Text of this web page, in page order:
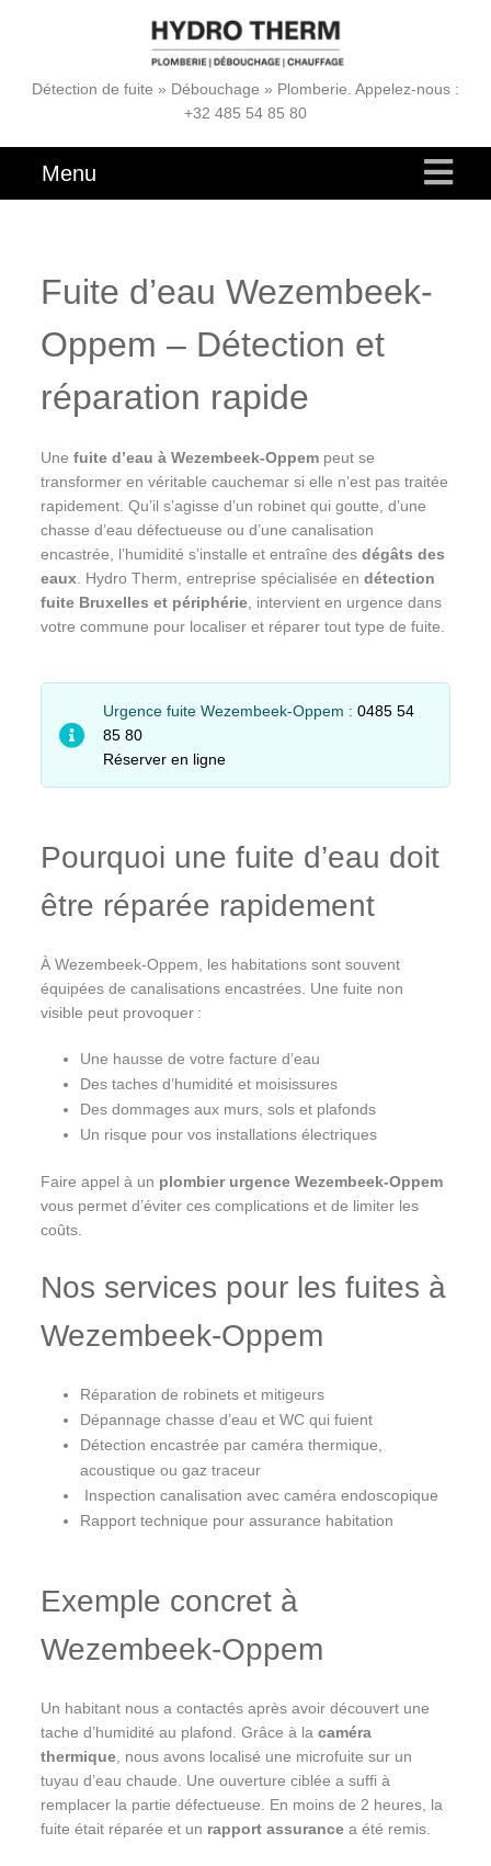
Détection de fuite » Débouchage » Plomberie. Appelez-nous :
+32 485 54 85 80
Menu
Fuite d’eau Wezembeek-
Oppem – Détection et
réparation rapide
Unefuite d’eau à Wezembeek-Oppem peut se
transformer en véritable cauchemar si elle n’est pas traitée
rapidement. Qu’il s’agisse d’un robinet qui goutte, d’une
chasse d’eau défectueuse ou d’une canalisation
encastrée, l’humidité s’installe et entraîne desdégâts des
eaux . Hydro Therm, entreprise spécialisée endétection
fuite Bruxelles et périphérie , intervient en urgence dans
votre commune pour localiser et réparer tout type de fuite.
Urgence fuite Wezembeek-Oppem :0485 54
85 80
Réserver en ligne
Pourquoi une fuite d’eau doit
être réparée rapidement
À Wezembeek-Oppem, les habitations sont souvent
équipées de canalisations encastrées. Une fuite non
visible peut provoquer :
Une hausse de votre facture d’eau
Des taches d’humidité et moisissures
Des dommages aux murs, sols et plafonds
Un risque pour vos installations électriques
Faire appel à un plombier urgence Wezembeek-Oppem
vous permet d’éviter ces complications et de limiter les
coûts.
Nos services pour les fuites à
Wezembeek-Oppem
Réparation de robinets et mitigeurs
Dépannage chasse d’eau et WC qui fuient
Détection encastrée par caméra thermique,
acoustique ou gaz traceur
️ Inspection canalisation avec caméra endoscopique
Rapport technique pour assurance habitation
Exemple concret à
Wezembeek-Oppem
Un habitant nous a contactés après avoir découvert une
tache d’humidité au plafond. Grâce à lacaméra
thermique , nous avons localisé une microfuite sur un
tuyau d’eau chaude. Une ouverture ciblée a suffi à
remplacer la partie défectueuse. En moins de 2 heures, la
fuite était réparée et un rapport assurance a été remis.